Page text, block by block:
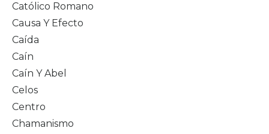
Católico Romano
Causa Y Efecto
Caída
Caín
Caín Y Abel
Celos
Centro
Chamanismo